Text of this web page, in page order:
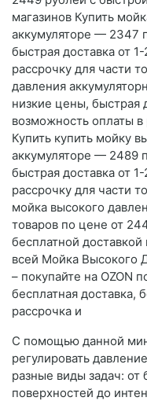
магазинов Купить
аккумуляторе — 2347
быстрая доставка от
рассрочку для части
давления
низкие цены, быстрая
возможность оплаты в
Купить купить мойку
аккумуляторе — 2489
быстрая доставка от
рассрочку для части
мойка высокого
товаров по цене от
бесплатной
всей Мойка Высокого
– покупайте на OZON
бесплатная доставка,
рассрочка и
С помощью данной
регулировать
разные виды задач:
поверхностей до